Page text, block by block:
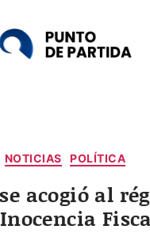
Categorías
NOTICIAS POLÍTICA
acogió al